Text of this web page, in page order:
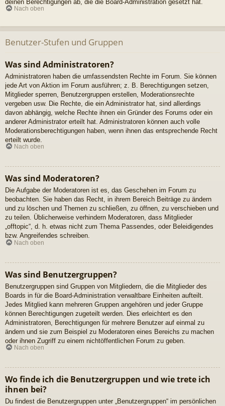
deinen Berechtigungen ab, die die Board-Administration gesetzt hat.
Nach oben
Benutzer-Stufen und Gruppen
Was sind Administratoren?
Administratoren haben die umfassendsten Rechte im Forum. Sie können
jede Art von Aktion im Forum ausführen; z. B. Berechtigungen setzen,
Mitglieder sperren, Benutzergruppen erstellen, Moderationsrechte
vergeben usw. Die Rechte, die ein Administrator hat, sind allerdings
davon abhängig, welche Rechte ihnen ein Gründer des Forums oder ein
anderer Administrator erteilt hat. Administratoren können auch volle
Moderationsberechtigungen haben, wenn ihnen das entsprechende Recht
erteilt wurde.
Nach oben
Was sind Moderatoren?
Die Aufgabe der Moderatoren ist es, das Geschehen im Forum zu
beobachten. Sie haben das Recht, in ihrem Bereich Beiträge zu ändern
und zu löschen und Themen zu schließen, zu öffnen, zu verschieben und
zu teilen. Üblicherweise verhindern Moderatoren, dass Mitglieder
„offtopic“, d. h. etwas nicht zum Thema Passendes, oder Beleidigendes
bzw. Angreifendes schreiben.
Nach oben
Was sind Benutzergruppen?
Benutzergruppen sind Gruppen von Mitgliedern, die die Mitglieder des
Boards in für die Board-Administration verwaltbare Einheiten aufteilt.
Jedes Mitglied kann mehreren Gruppen angehören und jeder Gruppe
können Berechtigungen zugeteilt werden. Dies erleichtert es den
Administratoren, Berechtigungen für mehrere Benutzer auf einmal zu
ändern und sie zum Beispiel zu Moderatoren eines Bereichs zu machen
oder ihnen Zugriff zu einem nichtöffentlichen Forum zu geben.
Nach oben
Wo finde ich die Benutzergruppen und wie trete ich
ihnen bei?
Du findest die Benutzergruppen unter „Benutzergruppen“ im persönlichen